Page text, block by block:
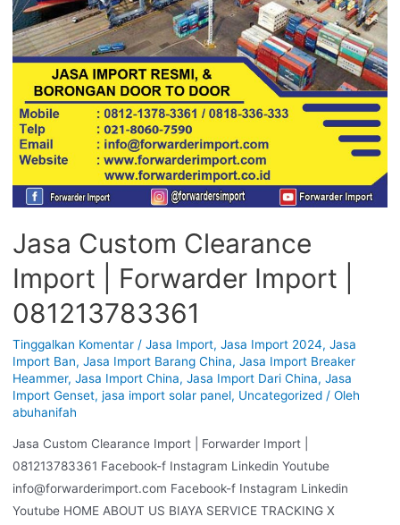
Jasa Custom Clearance
Import | Forwarder Import |
081213783361
Tinggalkan Komentar / Jasa Import, Jasa Import 2024, Jasa
Import Ban, Jasa Import Barang China, Jasa Import Breaker
Heammer, Jasa Import China, Jasa Import Dari China, Jasa
Import Genset, jasa import solar panel, Uncategorized/ Oleh
abuhanifah
Jasa Custom Clearance Import | Forwarder Import |
081213783361 Facebook-f Instagram Linkedin Youtube
info@forwarderimport.com Facebook-f Instagram Linkedin
Youtube HOME ABOUT US BIAYA SERVICE TRACKING X